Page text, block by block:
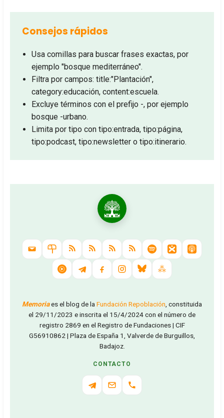
Consejos rápidos
Usa comillas para buscar frases exactas, por
ejemplo "bosque mediterráneo".
Filtra por campos: title:"Plantación",
category:educación, content:escuela.
Excluye términos con el prefijo -, por ejemplo
bosque -urbano.
Limita por tipo con tipo:entrada, tipo:página,
tipo:podcast, tipo:newsletter o tipo:itinerario.
Memoriaes el blog de la Fundación Repoblación , constituida
el 29/11/2023 e inscrita el 15/4/2024 con el número de
registro 2869 en el Registro de Fundaciones | CIF
G56910862 | Plaza de España 1, Valverde de Burguillos,
Badajoz.
CONTACTO